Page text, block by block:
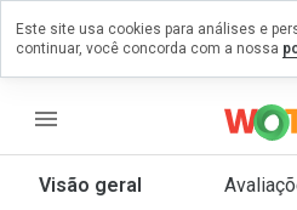
menu
Visão geral
comentário
Este site usa cookies para análises e
continuar, você concorda com a nossa